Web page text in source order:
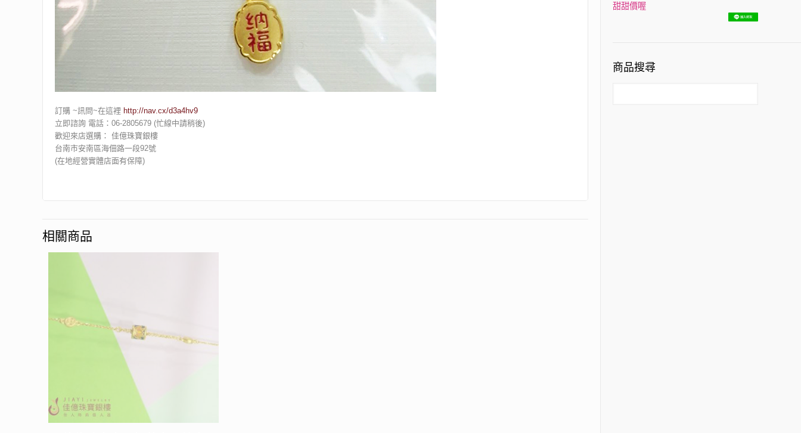
訂購 ~訊問~在這裡 http://nav.cx/d3a4hv9
立即諮詢 電話：06-2805679 (忙線中請稍後)
歡迎來店選購： 佳億珠寶銀樓
台南市安南區海佃路一段92號
(在地經營實體店面有保障)
相關商品
甜甜價喔
商品搜尋